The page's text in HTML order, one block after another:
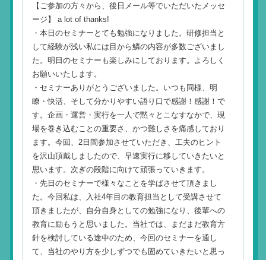
【ご参加の方々から、後日メール等でいただいたメッセ
ージ】 a lot of thanks!
・本日のセミナーとても勉強になりました。研修担当と
して経験が浅い私には目から鱗の内容が多数ございまし
た。明日のセミナーも楽しみにしております。よろしく
お願いいたします。
・セミナーありがとうございました。いつも同様、明
瞭・快活、そして分かりやすい語り口で感謝！感謝！で
す。企画・運営・実行を一人で黙々とこなすなかで、現
場を巻き込むことの重要さ、かつ難しさを痛感しており
ます。今回、2日間参加させていただき、工夫のヒント
を沢山頂戴しましたので、早速実行に移していきたいと
思います。次ぎの段階に向けて頑張っていきます。
・先日のセミナーで様々なことを学ばさせて頂きまし
た。今回私は、入社4年目の教育担当として受講させて
頂きましたが、自分自身としての勉強になり、後輩への
教育に励もうと思いました。当社では、まだまだ教育方
針を検討している途中のため、今回のセミナーを通し
て、当社のやり方を少しずつでも固めていきたいと思っ